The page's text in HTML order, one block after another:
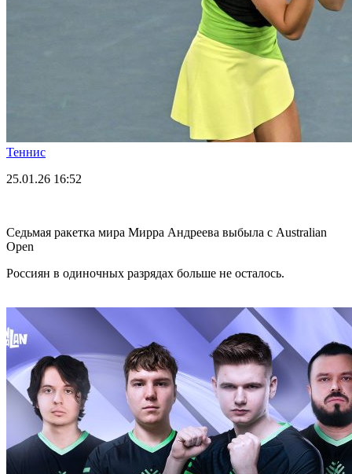
Теннис
25.01.26 16:52
Седьмая ракетка мира Мирра Андреева выбыла с Australian
Open
Россиян в одиночных разрядах больше не осталось.